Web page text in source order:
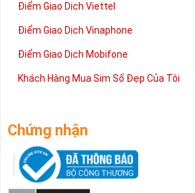
Điểm Giao Dịch Viettel
Điểm Giao Dịch Vinaphone
Điểm Giao Dịch Mobifone
Khách Hàng Mua Sim Số Đẹp Của Tôi
Chứng nhận